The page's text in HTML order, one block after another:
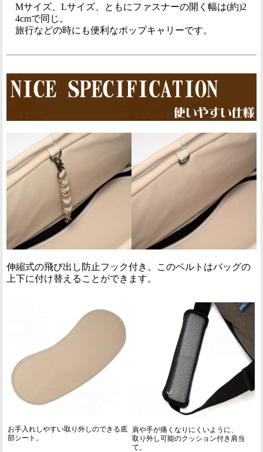
Mサイズ、Lサイズ、ともにファスナーの開く幅は(約)2
4cmで同じ。
旅行などの時にも便利なポップキャリーです。
伸縮式の飛び出し防止フック付き。このベルトはバッグの
上下に付け替えることができます。
お手入れしやすい取り外しのできる底
部シート。
肩や手が痛くなりにくいように、
取り外し可能のクッション付き肩当
て。